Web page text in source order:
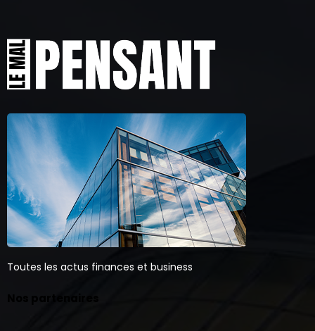
Toutes les actus finances et business